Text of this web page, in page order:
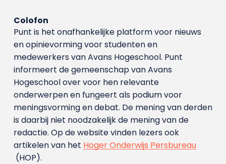
Colofon
Punt is het onafhankelijke platform voor nieuws
en opinievorming voor studenten en
medewerkers van Avans Hoge­school. Punt
informeert de gemeenschap van Avans
Hogeschool over voor hen relevante
onderwerpen en fungeert als podium voor
meningsvorming en debat. De mening van derden
is daarbij niet noodzakelijk de mening van de
redactie. Op de website vinden lezers ook
artikelen van het Hoger Onderwijs Persbureau
(HOP).